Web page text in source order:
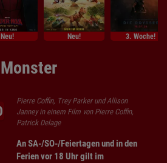
Neu! Neu! 3. Woche!
Pierre Coffin, Trey Parker und Allison
Janney in einem Film von Pierre Coffin,
Patrick Delage
An SA-/SO-/Feiertagen und in den
Ferien vor 18 Uhr gilt im